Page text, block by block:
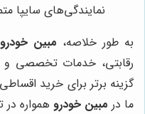
نمایندگی‌های سایپا
به طور خلاصه، مبین خودرو
رقابتی، خدمات تخصصی و
گزینه برتر برای خرید
ما در مبین خودرو همواره